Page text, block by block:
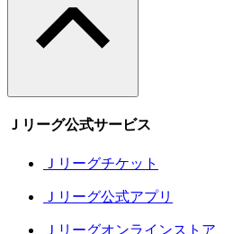
Ｊリーグ公式サービス
Ｊリーグチケット
Ｊリーグ公式アプリ
Ｊリーグオンラインストア